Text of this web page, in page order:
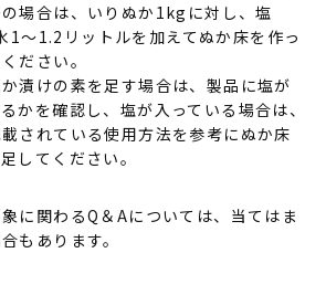
場合は、いりぬか1kgに対し、塩
1～1.2リットルを加えてぬか床を作っ
ださい。
漬けの素を足す場合は、製品に塩が
かを確認し、塩が入っている場合は、
されている使用方法を参考にぬか床
してください。
に関わるQ＆Aについては、当てはま
もあります。